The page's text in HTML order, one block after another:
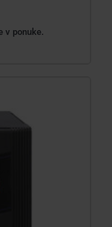
v ponuke.